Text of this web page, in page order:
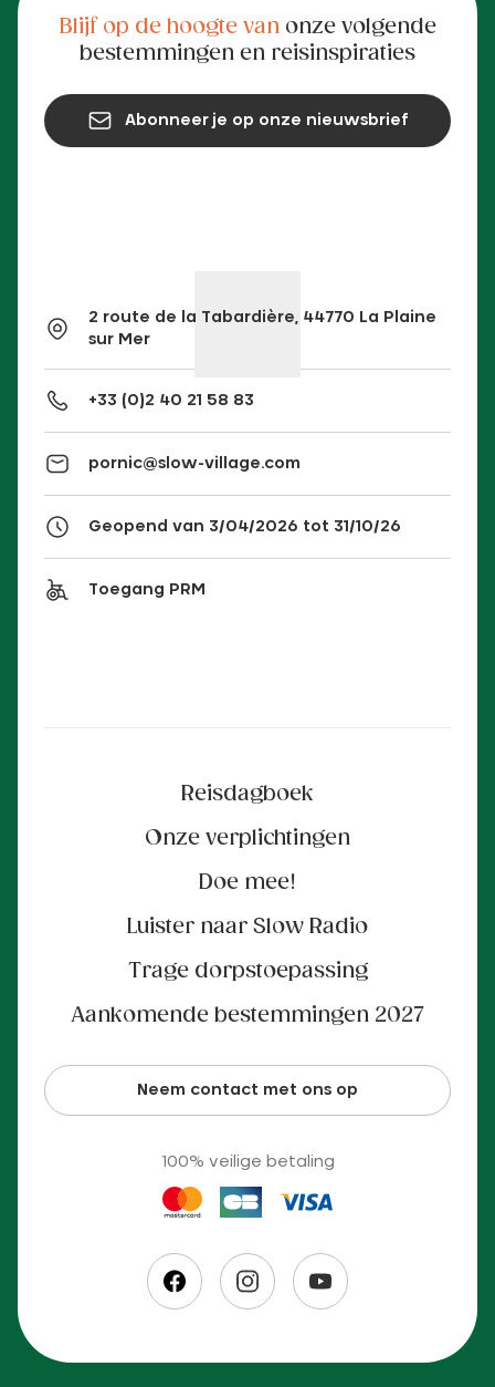
2 route de la Tabardière, 44770 La Plaine
sur Mer
+33 (0)2 40 21 58 83
pornic@slow-village.com
Geopend van 3/04/2026 tot 31/10/26
Toegang PRM
Reisdagboek
Onze verplichtingen
Doe mee!
Luister naar Slow Radio
Trage dorpstoepassing
Aankomende bestemmingen 2027
Neem contact met ons op
100% veilige betaling
Blijf op de hoogte van onze volgende
bestemmingen en reisinspiraties
Abonneer je op onze nieuwsbrief